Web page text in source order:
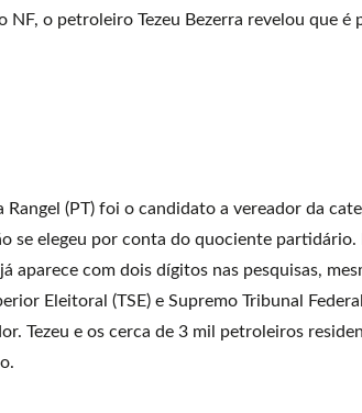
o petroleiro Tezeu Bezerra revelou que é
(PT) foi o candidato a vereador da
se elegeu por conta do quociente partidário.
aparece com dois dígitos nas pesquisas,
Eleitoral (TSE) e Supremo Tribunal
Tezeu e os cerca de 3 mil petroleiros